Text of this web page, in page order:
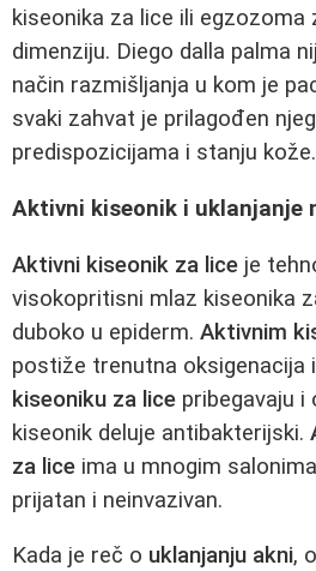
kiseonika za lice ili egzozoma
dimenziju. Diego dalla palma
način razmišljanja u kom je
svaki zahvat je prilagođen
predispozicijama i stanju kože.
Aktivni kiseonik i uklanjanje
Aktivni kiseonik za lice je
visokopritisni mlaz kiseonika
duboko u epiderm. Aktivnim
postiže trenutna oksigenacija
kiseoniku za lice pribegavaju i
kiseonik deluje antibakterijski.
za lice ima u mnogim
prijatan i neinvazivan.
Kada je reč o uklanjanju akni,